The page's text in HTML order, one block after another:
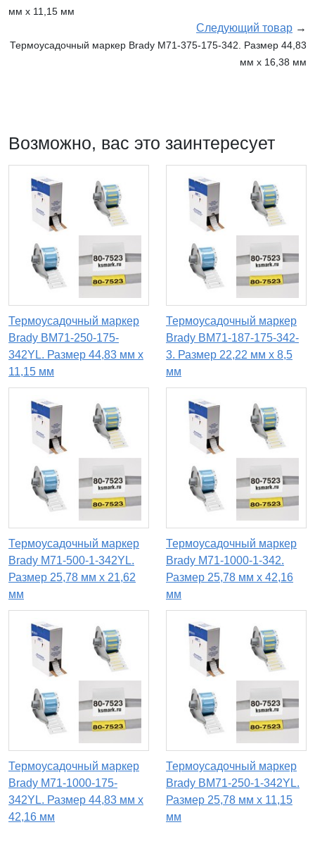
мм х 11,15 мм
Следующий товар →
Термоусадочный маркер Brady M71-375-175-342. Размер 44,83
мм х 16,38 мм
Возможно, вас это заинтересует
Термоусадочный маркер
Brady BM71-250-175-
342YL. Размер 44,83 мм х
11,15 мм
Термоусадочный маркер
Brady BM71-187-175-342-
3. Размер 22,22 мм х 8,5
мм
Термоусадочный маркер
Brady M71-500-1-342YL.
Размер 25,78 мм х 21,62
мм
Термоусадочный маркер
Brady M71-1000-1-342.
Размер 25,78 мм х 42,16
мм
Термоусадочный маркер
Brady M71-1000-175-
342YL. Размер 44,83 мм х
42,16 мм
Термоусадочный маркер
Brady BM71-250-1-342YL.
Размер 25,78 мм х 11,15
мм